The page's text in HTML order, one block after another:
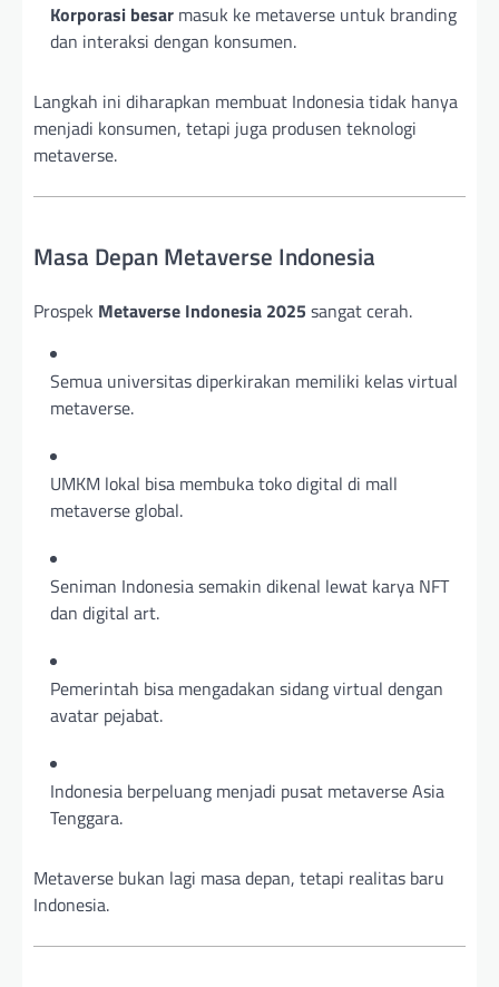
Korporasi besar masuk ke metaverse untuk branding
dan interaksi dengan konsumen.
Langkah ini diharapkan membuat Indonesia tidak hanya
menjadi konsumen, tetapi juga produsen teknologi
metaverse.
Masa Depan Metaverse Indonesia
Prospek Metaverse Indonesia 2025 sangat cerah.
Semua universitas diperkirakan memiliki kelas virtual
metaverse.
UMKM lokal bisa membuka toko digital di mall
metaverse global.
Seniman Indonesia semakin dikenal lewat karya NFT
dan digital art.
Pemerintah bisa mengadakan sidang virtual dengan
avatar pejabat.
Indonesia berpeluang menjadi pusat metaverse Asia
Tenggara.
Metaverse bukan lagi masa depan, tetapi realitas baru
Indonesia.